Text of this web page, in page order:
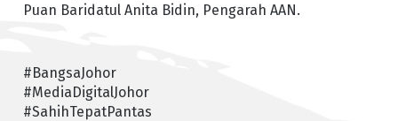
Puan Baridatul Anita Bidin, Pengarah AAN.
#BangsaJohor
#MediaDigitalJohor
#SahihTepatPantas